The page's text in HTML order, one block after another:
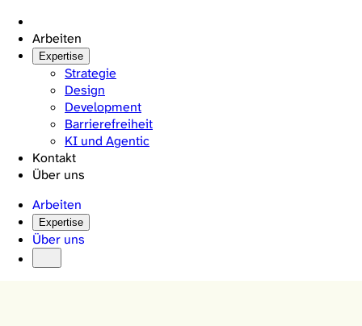
Zum
Inhalt
springen
Arbeiten
Expertise
Strategie
Design
Development
Barrierefreiheit
KI und Agentic
Kontakt
Über uns
Arbeiten
Expertise
Über uns